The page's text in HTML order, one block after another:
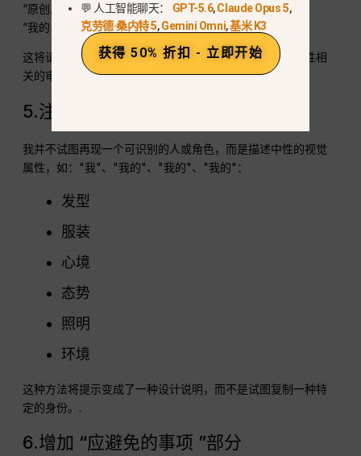
“原创人物”
“我的 OC 角色”
这将请求定格为新的而非衍生的东西，有助于减少与相似性相
关的审核触发。.
5.注重特质而非身份
我并不试图再现一个可识别的人或角色，而是描述中性的视觉
属性，如："我"、"我的"、"我的"、"我的"：
发型
服装
心境
态势
照明
环境
这种方法将提示变成了一种设计说明，而不是试图复制一种特
定的身份。.
6.增加 “应避免的事项 ”部分
💬 人工智能聊天： GPT-5.6,Claude Opus 5,
克劳德·桑内特 5,Gemini Omni,基米 K3
获得 50% 折扣 - 立即开始